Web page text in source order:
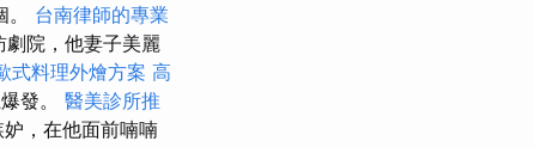
台南律師的專業
院，他妻子美麗
式料理外燴方案 高
發。 醫美診所推
妒，在他面前喃喃